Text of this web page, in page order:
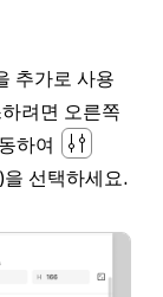
추가로 사용
려면 오른쪽
하여
선택하세요.